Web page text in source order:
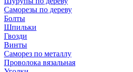
Саморезы по дереву
Болты
Шпильки
Гвозди
Винты
Саморез по металлу
Проволока вязальная